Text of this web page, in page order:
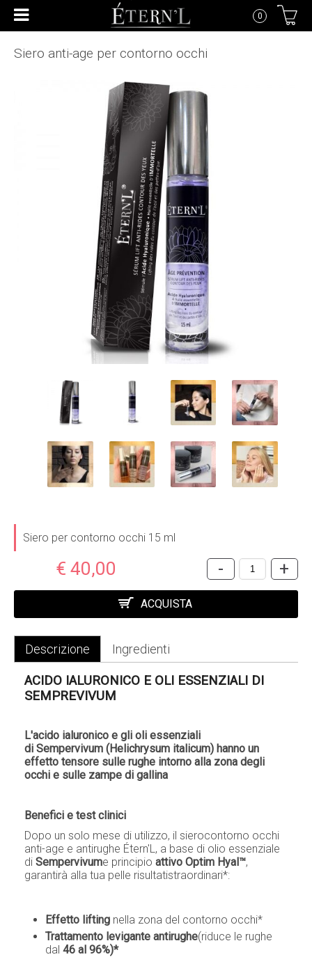
0
Siero anti-age per contorno occhi
Siero per contorno occhi 15 ml
€ 40,00 - +
ACQUISTA
Descrizione Ingredienti
ACIDO IALURONICO E OLI ESSENZIALI DI
SEMPREVIVUM
L'acido ialuronico e gli oli essenziali
di Sempervivum (Helichrysum italicum) hanno un
effetto tensore sulle rughe intorno alla zona degli
occhi e sulle zampe di gallina
Benefici e test clinici
Dopo un solo mese di utilizzo, il sierocontorno occhi
anti-age e antirughe Étern'L, a base di olio essenziale
di Sempervivume principio attivo Optim Hyal™,
garantirà alla tua pelle risultatistraordinari*:
Effetto lifting nella zona del contorno occhi*
Trattamento levigante antirughe(riduce le rughe
dal 46 al 96%)*